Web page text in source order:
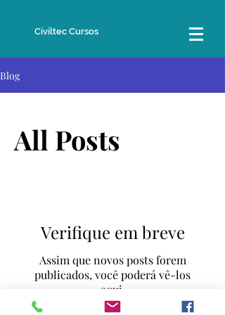
Civiltec Cursos
Blog
All Posts
Verifique em breve
Assim que novos posts forem
publicados, você poderá vê-los
aqui.